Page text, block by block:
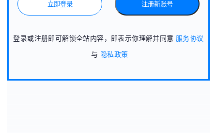
立即登录 注册新账号
登录或注册即可解锁全站内容，即表示你理解并同意 服务协议
与 隐私政策